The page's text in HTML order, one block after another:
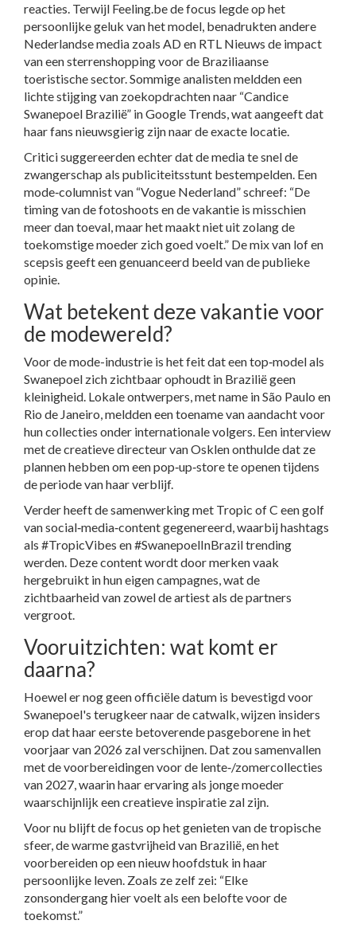
reacties. Terwijl Feeling.be de focus legde op het
persoonlijke geluk van het model, benadrukten andere
Nederlandse media zoals AD en RTL Nieuws de impact
van een sterrenshopping voor de Braziliaanse
toeristische sector. Sommige analisten meldden een
lichte stijging van zoekopdrachten naar “Candice
Swanepoel Brazilië” in Google Trends, wat aangeeft dat
haar fans nieuwsgierig zijn naar de exacte locatie.
Critici suggereerden echter dat de media te snel de
zwangerschap als publiciteitsstunt bestempelden. Een
mode‑columnist van “Vogue Nederland” schreef: “De
timing van de fotoshoots en de vakantie is misschien
meer dan toeval, maar het maakt niet uit zolang de
toekomstige moeder zich goed voelt.” De mix van lof en
scepsis geeft een genuanceerd beeld van de publieke
opinie.
Wat betekent deze vakantie voor
de modewereld?
Voor de mode-industrie is het feit dat een top‑model als
Swanepoel zich zichtbaar ophoudt in Brazilië geen
kleinigheid. Lokale ontwerpers, met name in São Paulo en
Rio de Janeiro, meldden een toename van aandacht voor
hun collecties onder internationale volgers. Een interview
met de creatieve directeur vanOsklenonthulde dat ze
plannen hebben om een pop‑up‑store te openen tijdens
de periode van haar verblijf.
Verder heeft de samenwerking met Tropic of C een golf
van social‑media‑content gegenereerd, waarbij hashtags
als #TropicVibes en #SwanepoelInBrazil trending
werden. Deze content wordt door merken vaak
hergebruikt in hun eigen campagnes, wat de
zichtbaarheid van zowel de artiest als de partners
vergroot.
Vooruitzichten: wat komt er
daarna?
Hoewel er nog geen officiële datum is bevestigd voor
Swanepoel's terugkeer naar de catwalk, wijzen insiders
erop dat haar eerste betoverende pasgeborene in het
voorjaar van 2026 zal verschijnen. Dat zou samenvallen
met de voorbereidingen voor de lente‑/zomercollecties
van 2027, waarin haar ervaring als jonge moeder
waarschijnlijk een creatieve inspiratie zal zijn.
Voor nu blijft de focus op het genieten van de tropische
sfeer, de warme gastvrijheid van Brazilië, en het
voorbereiden op een nieuw hoofdstuk in haar
persoonlijke leven. Zoals ze zelf zei: “Elke
zonsondergang hier voelt als een belofte voor de
toekomst.”